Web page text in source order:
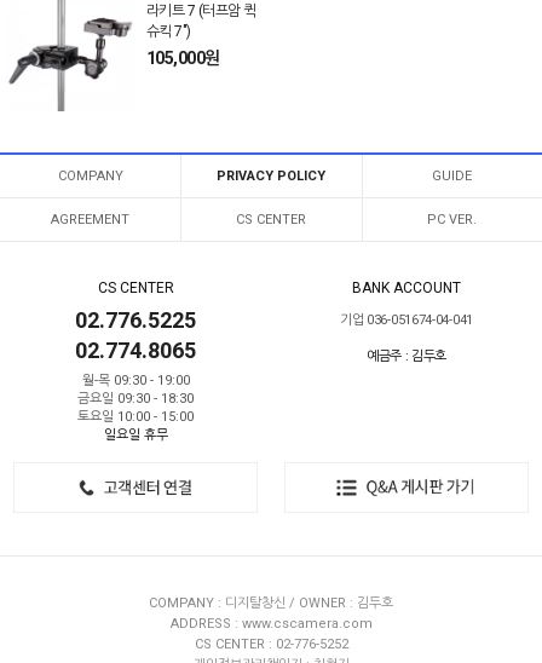
라키트 7 (터프암 퀵
슈킥 7")
105,000원
COMPANY PRIVACY POLICY GUIDE
AGREEMENT CS CENTER PC VER.
CS CENTER
02.776.5225
02.774.8065
월-목 09:30 - 19:00
금요일 09:30 - 18:30
토요일 10:00 - 15:00
일요일 휴무
BANK ACCOUNT
기업 036-051674-04-041
예금주 : 김두호
COMPANY : 디지탈창신 / OWNER : 김두호
ADDRESS : www.cscamera.com
CS CENTER : 02-776-5252